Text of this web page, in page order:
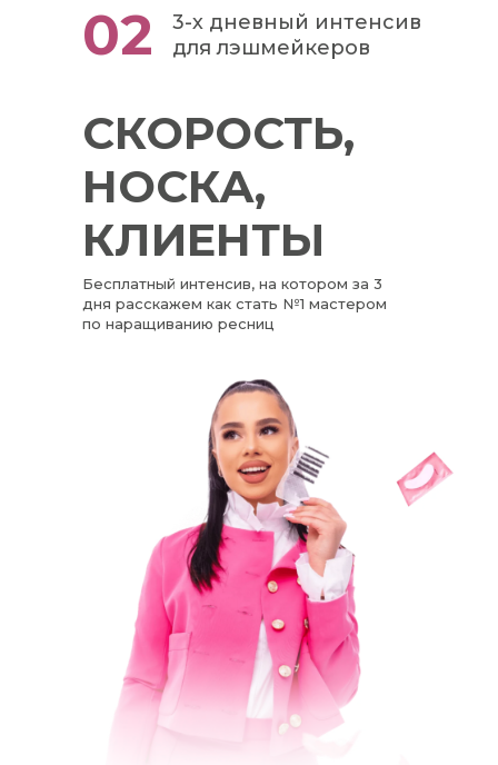
СКОРОСТЬ,
НОСКА,
КЛИЕНТЫ
3-х дневный интенсив
для лэшмейкеров
Бесплатный интенсив, на котором за 3
дня расскажем как стать №1 мастером
по наращиванию ресниц
02